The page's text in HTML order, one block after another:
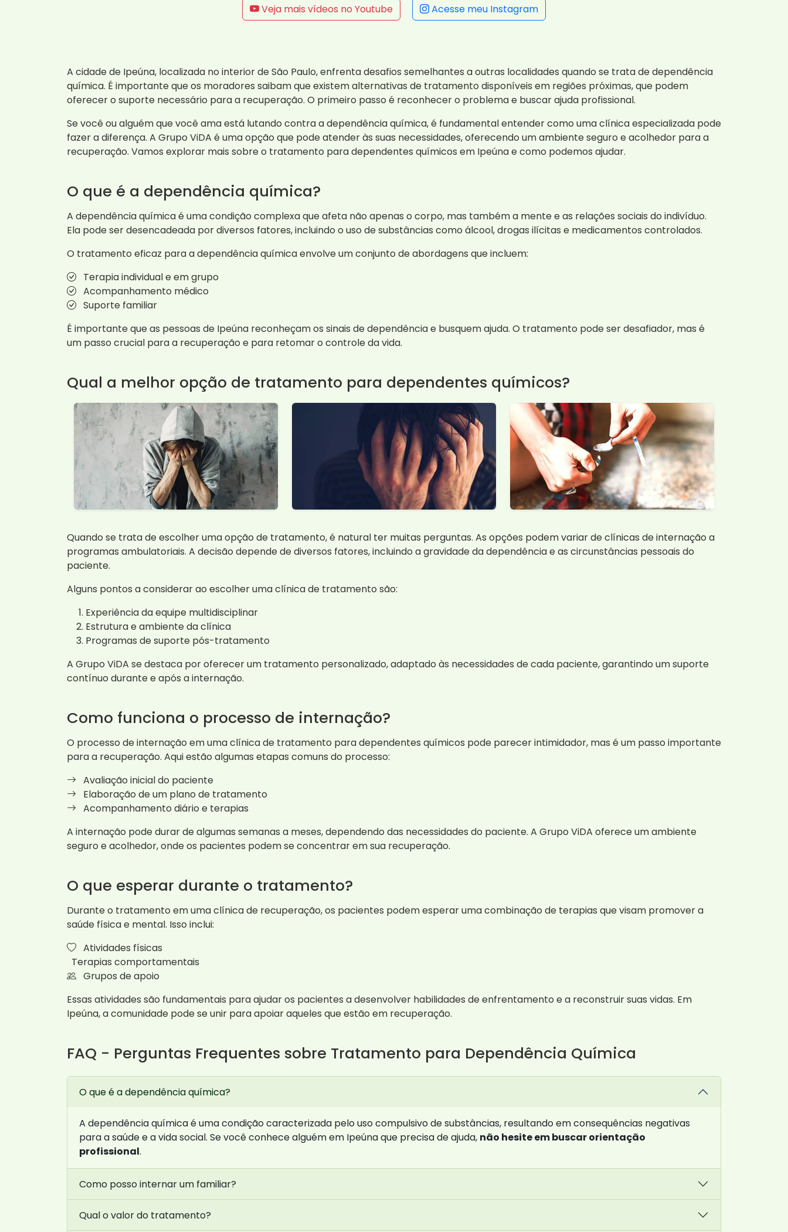
Veja mais vídeos no Youtube Acesse meu Instagram
A cidade de Ipeúna, localizada no interior de São Paulo, enfrenta desafios semelhantes a outras localidades quando se trata de dependência
química. É importante que os moradores saibam que existem alternativas de tratamento disponíveis em regiões próximas, que podem
oferecer o suporte necessário para a recuperação. O primeiro passo é reconhecer o problema e buscar ajuda profissional.
Se você ou alguém que você ama está lutando contra a dependência química, é fundamental entender como uma clínica especializada pode
fazer a diferença. A Grupo ViDA é uma opção que pode atender às suas necessidades, oferecendo um ambiente seguro e acolhedor para a
recuperação. Vamos explorar mais sobre o tratamento para dependentes químicos em Ipeúna e como podemos ajudar.
O que é a dependência química?
A dependência química é uma condição complexa que afeta não apenas o corpo, mas também a mente e as relações sociais do indivíduo.
Ela pode ser desencadeada por diversos fatores, incluindo o uso de substâncias como álcool, drogas ilícitas e medicamentos controlados.
O tratamento eficaz para a dependência química envolve um conjunto de abordagens que incluem:
Terapia individual e em grupo
Acompanhamento médico
Suporte familiar
É importante que as pessoas de Ipeúna reconheçam os sinais de dependência e busquem ajuda. O tratamento pode ser desafiador, mas é
um passo crucial para a recuperação e para retomar o controle da vida.
Qual a melhor opção de tratamento para dependentes químicos?
Quando se trata de escolher uma opção de tratamento, é natural ter muitas perguntas. As opções podem variar de clínicas de internação a
programas ambulatoriais. A decisão depende de diversos fatores, incluindo a gravidade da dependência e as circunstâncias pessoais do
paciente.
Alguns pontos a considerar ao escolher uma clínica de tratamento são:
Experiência da equipe multidisciplinar
Estrutura e ambiente da clínica
Programas de suporte pós-tratamento
A Grupo ViDA se destaca por oferecer um tratamento personalizado, adaptado às necessidades de cada paciente, garantindo um suporte
contínuo durante e após a internação.
Como funciona o processo de internação?
O processo de internação em uma clínica de tratamento para dependentes químicos pode parecer intimidador, mas é um passo importante
para a recuperação. Aqui estão algumas etapas comuns do processo:
Avaliação inicial do paciente
Elaboração de um plano de tratamento
Acompanhamento diário e terapias
A internação pode durar de algumas semanas a meses, dependendo das necessidades do paciente. A Grupo ViDA oferece um ambiente
seguro e acolhedor, onde os pacientes podem se concentrar em sua recuperação.
O que esperar durante o tratamento?
Durante o tratamento em uma clínica de recuperação, os pacientes podem esperar uma combinação de terapias que visam promover a
saúde física e mental. Isso inclui:
Atividades físicas
Terapias comportamentais
Grupos de apoio
Essas atividades são fundamentais para ajudar os pacientes a desenvolver habilidades de enfrentamento e a reconstruir suas vidas. Em
Ipeúna, a comunidade pode se unir para apoiar aqueles que estão em recuperação.
FAQ - Perguntas Frequentes sobre Tratamento para Dependência Química
O que é a dependência química?
A dependência química é uma condição caracterizada pelo uso compulsivo de substâncias, resultando em consequências negativas
para a saúde e a vida social. Se você conhece alguém em Ipeúna que precisa de ajuda, não hesite em buscar orientação
profissional.
Como posso internar um familiar?
Qual o valor do tratamento?